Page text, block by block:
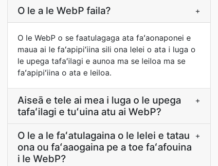
O le a le WebP faila? +
O le WebP o se faatulagaga ata faʻaonaponei e
maua ai le faʻapipiʻiina sili ona lelei o ata i luga o
le upega tafaʻilagi e aunoa ma se leiloa ma se
faʻapipiʻiina o ata e leiloa.
Aiseā e tele ai mea i luga o le upega
tafaʻilagi e tuʻuina atu ai WebP?
+
O le a le faʻatulagaina o le lelei e tatau
ona ou faʻaaogaina pe a toe faʻafouina
i le WebP?
+